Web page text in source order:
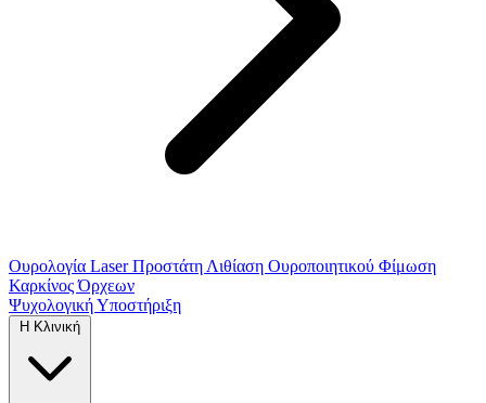
Ουρολογία Laser Προστάτη Λιθίαση Ουροποιητικού Φίμωση
Καρκίνος Όρχεων
Ψυχολογική Υποστήριξη
Η Κλινική